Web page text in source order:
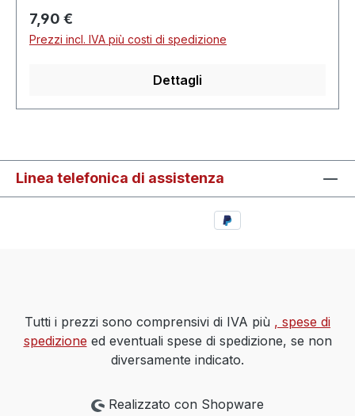
Prezzo normale:
7,90 €
Prezzi incl. IVA più costi di spedizione
Dettagli
Linea telefonica di assistenza
Tutti i prezzi sono comprensivi di IVA più , spese di
spedizione ed eventuali spese di spedizione, se non
diversamente indicato.
Realizzato con Shopware